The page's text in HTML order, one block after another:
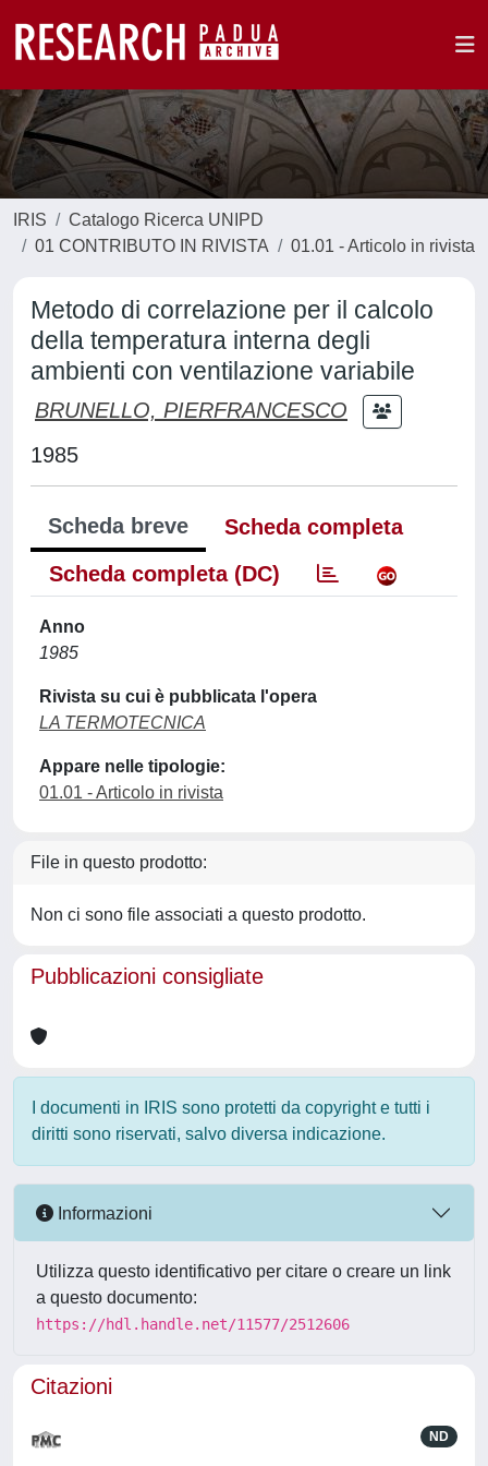
IRIS
Catalogo Ricerca UNIPD
01 CONTRIBUTO IN RIVISTA
01.01 - Articolo in rivista
Metodo di correlazione per il calcolo
della temperatura interna degli
ambienti con ventilazione variabile
BRUNELLO, PIERFRANCESCO
1985
Scheda breve
Scheda completa
Scheda completa (DC)
Anno
1985
Rivista su cui è pubblicata l'opera
LA TERMOTECNICA
Appare nelle tipologie:
01.01 - Articolo in rivista
File in questo prodotto:
Non ci sono file associati a questo prodotto.
Pubblicazioni consigliate
I documenti in IRIS sono protetti da copyright e tutti i
diritti sono riservati, salvo diversa indicazione.
Informazioni
Utilizza questo identificativo per citare o creare un link
a questo documento:
https://hdl.handle.net/11577/2512606
Citazioni
ND